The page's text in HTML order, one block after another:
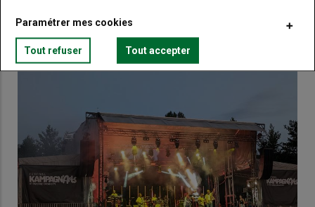
VOUS AIMEREZ AUSSI
Paramétrer mes cookies
Tout refuser Tout accepter